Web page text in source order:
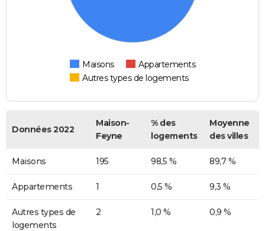
Maisons
Appartements
Autres types de logements
Données 2022
Maison-
Feyne
% des
logements
Moyenne
des villes
Maisons 195 98,5 % 89,7 %
Appartements 1 0,5 % 9,3 %
Autres types de
logements
2 1,0 % 0,9 %